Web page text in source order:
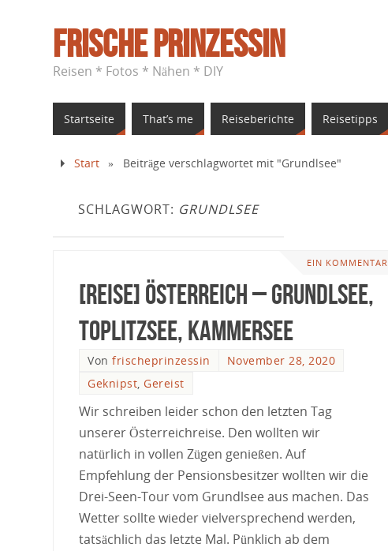
Frische Prinzessin
Reisen * Fotos * Nähen * DIY
Startseite That’s me Reiseberichte Reisetipps
Start » Beiträge verschlagwortet mit "Grundlsee"
SCHLAGWORT: GRUNDLSEE
EIN KOMMENTAR
[Reise] Österreich – Grundlsee,
Toplitzsee, Kammersee
Von frischeprinzessin
November 28, 2020
Geknipst, Gereist
Wir schreiben leider schon den letzten Tag
unserer Österreichreise. Den wollten wir
natürlich in vollen Zügen genießen. Auf
Empfehlung der Pensionsbesitzer wollten wir die
Drei-Seen-Tour vom Grundlsee aus machen. Das
Wetter sollte wieder vielversprechend werden,
tatsächlich das letzte Mal. Pünklich ab dem